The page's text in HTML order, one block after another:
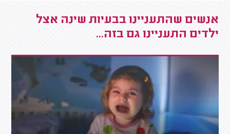
אנשים שהתעניינו בבעיות שינה אצל
ילדים התעניינו גם בזה...